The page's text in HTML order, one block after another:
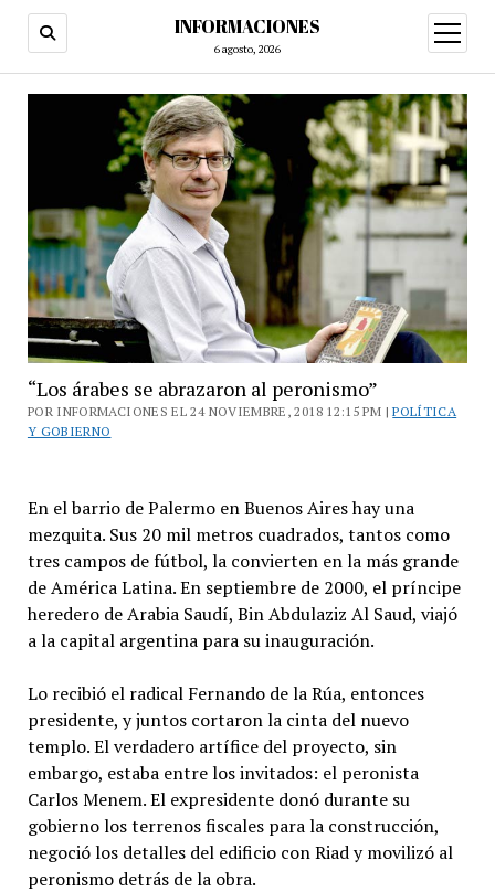
INFORMACIONES
6 agosto, 2026
abrir
menú
“Los árabes se abrazaron al peronismo”
POR INFORMACIONES EL 24 NOVIEMBRE, 2018 12:15 PM |POLÍTICA
Y GOBIERNO
En el barrio de Palermo en Buenos Aires hay una
mezquita. Sus 20 mil metros cuadrados, tantos como
tres campos de fútbol, la convierten en la más grande
de América Latina. En septiembre de 2000, el príncipe
heredero de Arabia Saudí, Bin Abdulaziz Al Saud, viajó
a la capital argentina para su inauguración.
Lo recibió el radical Fernando de la Rúa, entonces
presidente, y juntos cortaron la cinta del nuevo
templo. El verdadero artífice del proyecto, sin
embargo, estaba entre los invitados: el peronista
Carlos Menem. El expresidente donó durante su
gobierno los terrenos fiscales para la construcción,
negoció los detalles del edificio con Riad y movilizó al
peronismo detrás de la obra.